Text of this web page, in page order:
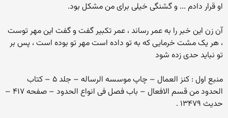
او قرار دادم ... و گشنگی خیلی برای من مشکل بود.
آن زن این خبر را به عمر رساند ، عمر تکبیر گفت و گفت این مهر توست
، هر یک مشت خرمایی که به تو داده است مهر تو بوده است ، پس بر
تو نباید حدی زده شود
منبع اول : کنز العمال – چاپ موسسه الرساله – جلد ۵ – کتاب
الحدود من قسم الافعال – باب فصل فی انواع الحدود – صفحه ۴۱۷ –
حدیث ۱۳۴۷۹ .